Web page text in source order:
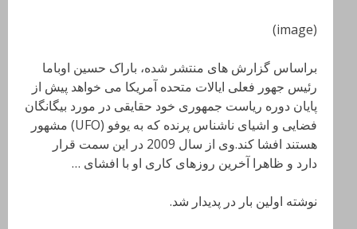
(image)
براساس گزارش های منتشر شده، باراک حسین اوباما
رئیس جهور فعلی ایالات متحده آمریکا می خواهد پیش از
پایان دوره ریاست جمهوری خود حقایقی در مورد بیگانگان
فضایی و اشیای ناشناس پرنده که به یوفو (UFO) مشهور
هستند افشا کند.وی از سال 2009 در این سمت قرار
دارد و ظاهرا آخرین روزهای کاری او با افشای …
نوشته اولین بار در پدیدار شد.